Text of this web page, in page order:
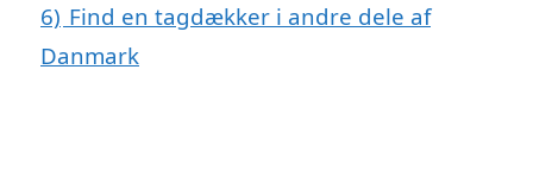
6) Find en tagdækker i andre dele af
Danmark